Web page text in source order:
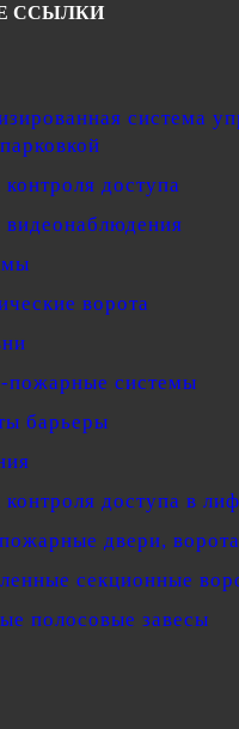
ССЫЛКИ
система
доступа
ворота
пожарные системы
барьеры
доступа в
двери,
секционные
полосовые завесы